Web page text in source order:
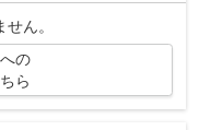
ん。
の
ら